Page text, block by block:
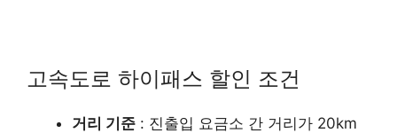
고속도로 하이패스 할인 조건
거리 기준 : 진출입 요금소 간 거리가 20km